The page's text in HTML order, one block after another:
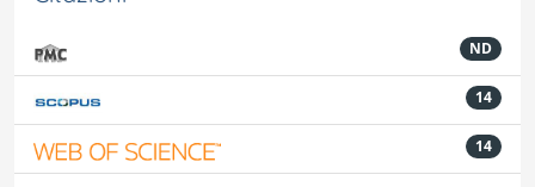
ND
14
14